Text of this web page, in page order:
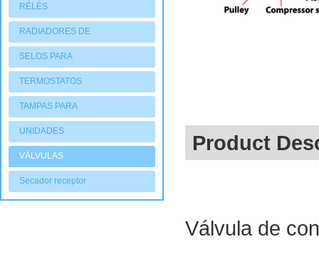
RÉLÉS
RADIADORES DE
AQUECIMENTO
SELOS PARA
COMPRESSORES
TERMOSTATOS
TAMPAS PARA
COMPRESSORES
UNIDADES
CONDENSADORAS
VÁLVULAS
Secador receptor
Product
Válvula de